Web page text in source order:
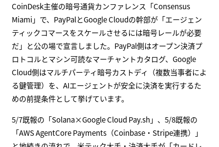
CoinDesk主催の暗号通貨カンファレンス「Consensus
Miami」で、PayPalとGoogle Cloudの幹部が「エージェン
ティックコマースをスケールさせるには暗号レールが必要
だ」と公の場で宣言しました。PayPal側はオープン決済プ
ロトコルとマシン可読なマーチャントカタログ、Google
Cloud側はマルチパーティ暗号カストディ（複数当事者によ
る鍵管理）を、AIエージェントが安全に決済を実行するた
めの前提条件として挙げています。
5/7既報の「Solana×Google Cloud Pay.sh」、5/8既報の
「AWS AgentCore Payments（Coinbase・Stripe連携）」